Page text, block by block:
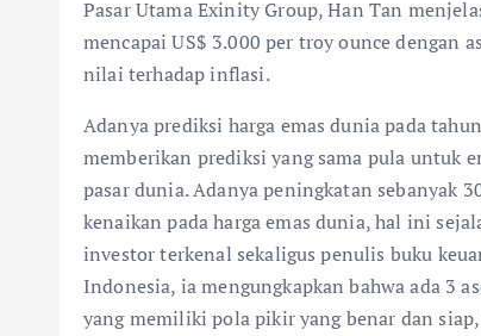
Pasar Utama Exinity Group, Han Tan
mencapai US$ 3.000 per troy ounce dengan
nilai terhadap inflasi.
Adanya prediksi harga emas dunia pada
memberikan prediksi yang sama pula untuk
pasar dunia. Adanya peningkatan sebanyak
kenaikan pada harga emas dunia, hal ini
investor terkenal sekaligus penulis buku
Indonesia, ia mengungkapkan bahwa ada 3
yang memiliki pola pikir yang benar dan